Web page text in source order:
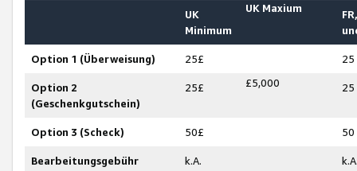
UK
Minimum
UK Maxium
Option 1 (Überweisung) 25£ 25
Option 2
(Geschenkgutschein)
25£ £5,000 25
Option 3 (Scheck) 50£ 50
Bearbeitungsgebühr
k.A.